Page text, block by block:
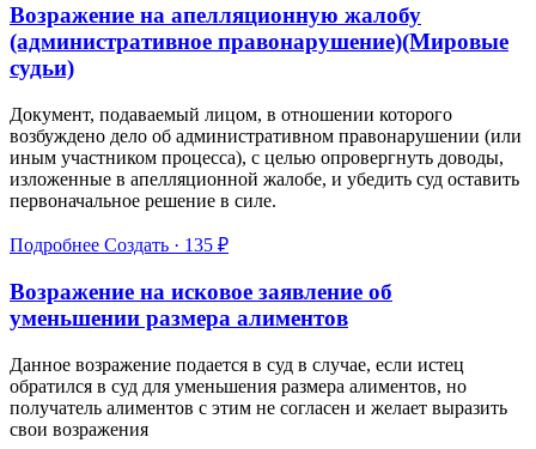
Возражение на апелляционную жалобу
(административное правонарушение)(Мировые
судьи)
Документ, подаваемый лицом, в отношении которого
возбуждено дело об административном правонарушении (или
иным участником процесса), с целью опровергнуть доводы,
изложенные в апелляционной жалобе, и убедить суд оставить
первоначальное решение в силе.
Подробнее Создать · 135 ₽
Возражение на исковое заявление об
уменьшении размера алиментов
Данное возражение подается в суд в случае, если истец
обратился в суд для уменьшения размера алиментов, но
получатель алиментов с этим не согласен и желает выразить
свои возражения